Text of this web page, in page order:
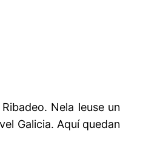
Ribadeo. Nela leuse un
Galicia. Aquí quedan